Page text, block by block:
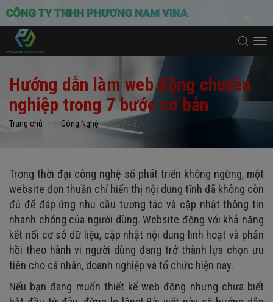
Hướng dẫn làm web động chuyên
nghiệp trong 7 bước cơ bản
Trang chủ Công Nghệ
Trong thời đại công nghệ số phát triển không ngừng, một
website đơn thuần chỉ hiển thị nội dung tĩnh đã không còn
đủ để đáp ứng nhu cầu tương tác và cập nhật thông tin
nhanh chóng của người dùng. Website động với khả năng
kết nối cơ sở dữ liệu, cập nhật nội dung linh hoạt và phản
hồi theo hành vi người dùng đang trở thành lựa chọn ưu
tiên cho cá nhân, doanh nghiệp và tổ chức hiện nay.
Nếu bạn đang muốn thiết kế web động nhưng chưa biết